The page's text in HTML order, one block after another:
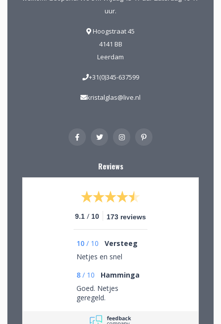
uur.
Hoogstraat 45
4141 BB
Leerdam
+31(0)345-637599
kristalglas@live.nl
Reviews
9.1 / 10 173 reviews
10 / 10
Versteeg
Netjes en snel
8 / 10
Hamminga
Goed. Netjes
geregeld.